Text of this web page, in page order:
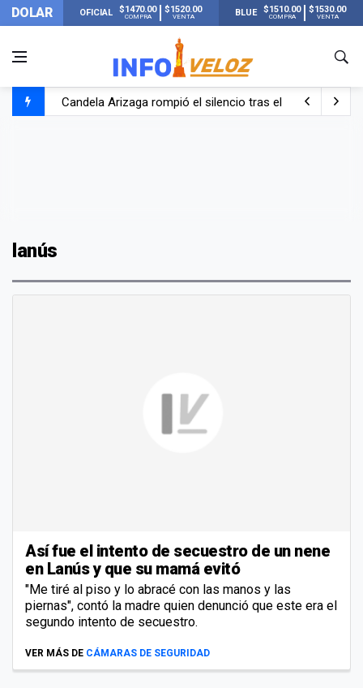
DOLAR OFICIAL $1470.00
COMPRA
$1520.00
VENTA BLUE $1510.00
COMPRA
$1530.00
VENTA
Candela Arizaga rompió el silencio tras el incidente con
lanús
Así fue el intento de secuestro de un nene
en Lanús y que su mamá evitó
"Me tiré al piso y lo abracé con las manos y las
piernas", contó la madre quien denunció que este era el
segundo intento de secuestro.
VER MÁS DE CÁMARAS DE SEGURIDAD